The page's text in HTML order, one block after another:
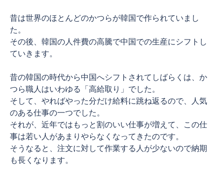
昔は世界のほとんどのかつらが韓国で作られていまし
た。
その後、韓国の人件費の高騰で中国での生産にシフトし
ていきます。
昔の韓国の時代から中国へシフトされてしばらくは、か
つら職人はいわゆる「高給取り」でした。
そして、やればやった分だけ給料に跳ね返るので、人気
のある仕事の一つでした。
それが、近年ではもっと割のいい仕事が増えて、この仕
事は若い人があまりやらなくなってきたのです。
そうなると、注文に対して作業する人が少ないので納期
も長くなります。